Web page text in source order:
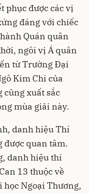
phục được các vị
đáng với chiếc
Quán quân
ngôi vị Á quân
từ Trường Đại
Kim Chi của
cũng xuất sắc
mùa giải này.
danh hiệu Thí
được quan tâm.
danh hiệu thí
13 thuộc về
Ngoại Thương,